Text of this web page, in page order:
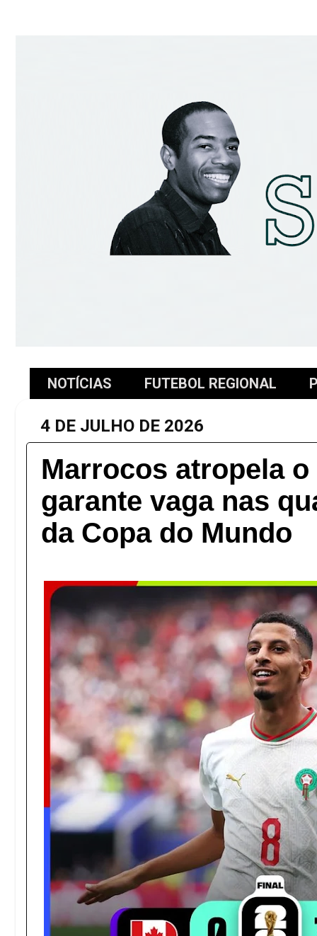
NOTÍCIAS FUTEBOL REGIONAL
4 DE JULHO DE 2026
Marrocos atropela o
garante vaga nas
da Copa do Mundo